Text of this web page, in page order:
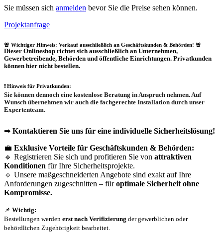
Sie müssen sich anmelden bevor Sie die Preise sehen können.
Projektanfrage
🚨 Wichtiger Hinweis: Verkauf ausschließlich an Geschäftskunden & Behörden! 🚨
Dieser Onlineshop richtet sich ausschließlich an Unternehmen,
Gewerbetreibende, Behörden und öffentliche Einrichtungen. Privatkunden
können hier nicht bestellen.
❗Hinweis für Privatkunden:
Sie können dennoch eine kostenlose Beratung in Anspruch nehmen. Auf
Wunsch übernehmen wir auch die fachgerechte Installation durch unser
Expertenteam.
➡ Kontaktieren Sie uns für eine individuelle Sicherheitslösung!
💼 Exklusive Vorteile für Geschäftskunden & Behörden:
🔹 Registrieren Sie sich und profitieren Sie von attraktiven
Konditionen für Ihre Sicherheitsprojekte.
🔹 Unsere maßgeschneiderten Angebote sind exakt auf Ihre
Anforderungen zugeschnitten – füroptimale Sicherheit ohne
Kompromisse.
📌 Wichtig:
Bestellungen werden erst nach Verifizierung der gewerblichen oder
behördlichen Zugehörigkeit bearbeitet.